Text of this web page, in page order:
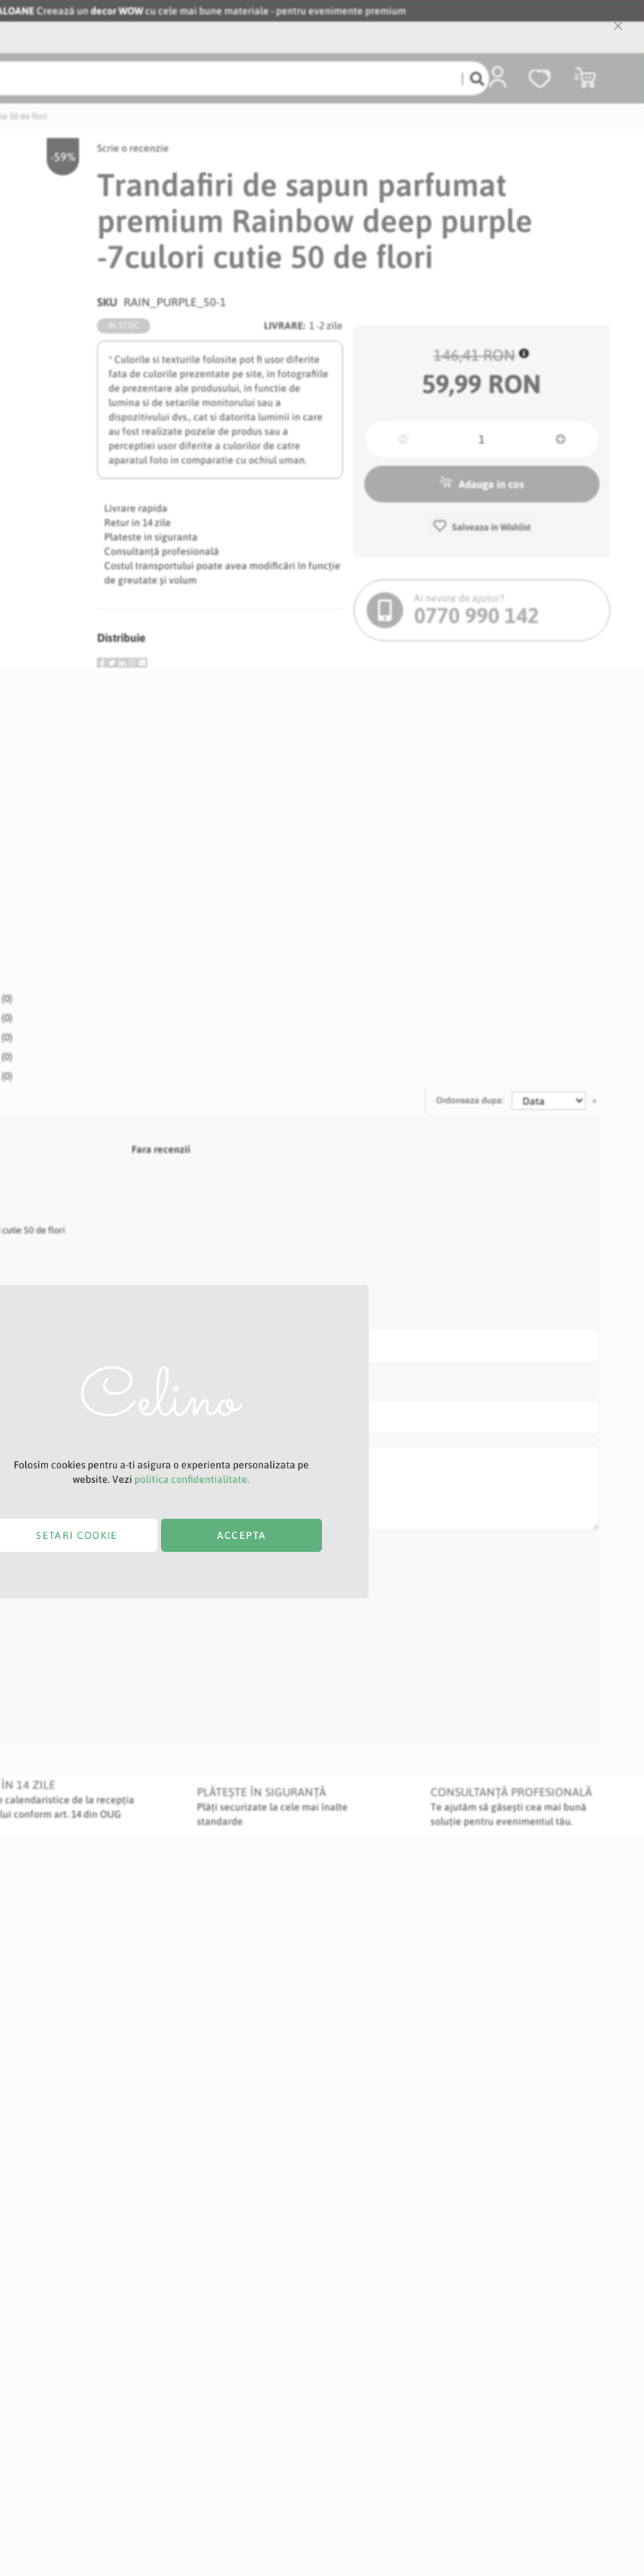
Creează undecor WOWcu cele mai bune materiale - pentru evenimente premium
Coșul meu
50 de flori
-59%
Scrie o recenzie
Trandafiri de sapun parfumat
premium Rainbow deep purple
-7culori cutie 50 de flori
SKU RAIN_PURPLE_50-1
LIVRARE: 1 -2 zile
* Culorile si texturile folosite pot fi usor diferite
fata de culorile prezentate pe site, in fotografiile
de prezentare ale produsului, in functie de
lumina si de setarile monitorului sau a
dispozitivului dvs., cat si datorita luminii in care
au fost realizate pozele de produs sau a
perceptiei usor diferite a culorilor de catre
aparatul foto in comparatie cu ochiul uman.
Livrare rapida
Retur in 14 zile
Plateste in siguranta
Consultanță profesională
Costul transportului poate avea modificări în funcție
de greutate și volum
Distribuie
146,41 RON
59,99 RON
Adauga in cos
Salveaza in Wishlist
Ai nevoie de ajutor?
0770 990 142
Ordoneaza dupa:
Fara recenzii
50 de flori
ÎN 14 ZILE
calendaristice de la recepția
conform art. 14 din OUG
PLĂTEȘTE ÎN SIGURANȚĂ
Plăți securizate la cele mai înalte
standarde
CONSULTANȚĂ PROFESIONALĂ
Te ajutăm să găsești cea mai bună
soluție pentru evenimentul tău.
Folosim cookies pentru a-ti asigura o experienta personalizata pe
website. Vezi politica confidentialitate.
ACCEPTA
SETARI COOKIE